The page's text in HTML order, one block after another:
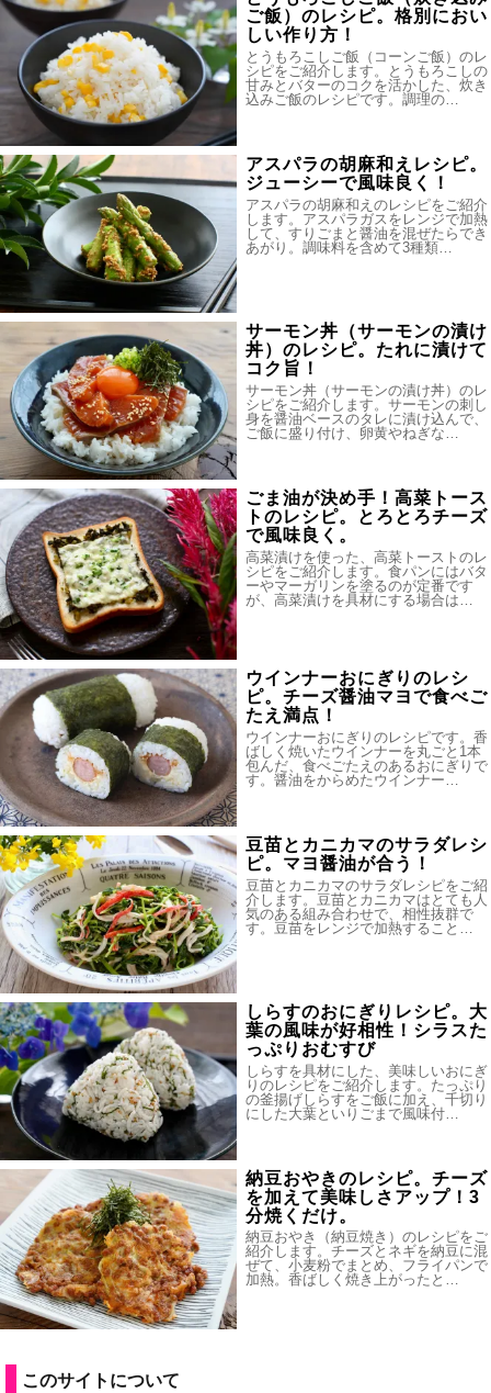
ご飯）のレシピ。格別におい
しい作り方！
とうもろこしご飯（コーンご飯）のレ
シピをご紹介します。とうもろこしの
甘みとバターのコクを活かした、炊き
込みご飯のレシピです。調理の…
アスパラの胡麻和えレシピ。
ジューシーで風味良く！
アスパラの胡麻和えのレシピをご紹介
します。アスパラガスをレンジで加熱
して、すりごまと醤油を混ぜたらでき
あがり。調味料を含めて3種類…
サーモン丼（サーモンの漬け
丼）のレシピ。たれに漬けて
コク旨！
サーモン丼（サーモンの漬け丼）のレ
シピをご紹介します。サーモンの刺し
身を醤油ベースのタレに漬け込んで、
ご飯に盛り付け、卵黄やねぎな…
ごま油が決め手！高菜トース
トのレシピ。とろとろチーズ
で風味良く。
高菜漬けを使った、高菜トーストのレ
シピをご紹介します。食パンにはバタ
ーやマーガリンを塗るのが定番です
が、高菜漬けを具材にする場合は…
ウインナーおにぎりのレシ
ピ。チーズ醤油マヨで食べご
たえ満点！
ウインナーおにぎりのレシピです。香
ばしく焼いたウインナーを丸ごと1本
包んだ、食べごたえのあるおにぎりで
す。醤油をからめたウインナー…
豆苗とカニカマのサラダレシ
ピ。マヨ醤油が合う！
豆苗とカニカマのサラダレシピをご紹
介します。豆苗とカニカマはとても人
気のある組み合わせで、相性抜群で
す。豆苗をレンジで加熱すること…
しらすのおにぎりレシピ。大
葉の風味が好相性！シラスた
っぷりおむすび
しらすを具材にした、美味しいおにぎ
りのレシピをご紹介します。たっぷり
の釜揚げしらすをご飯に加え、千切り
にした大葉といりごまで風味付…
納豆おやきのレシピ。チーズ
を加えて美味しさアップ！3
分焼くだけ。
納豆おやき（納豆焼き）のレシピをご
紹介します。チーズとネギを納豆に混
ぜて、小麦粉でまとめ、フライパンで
加熱。香ばしく焼き上がったと…
このサイトについて